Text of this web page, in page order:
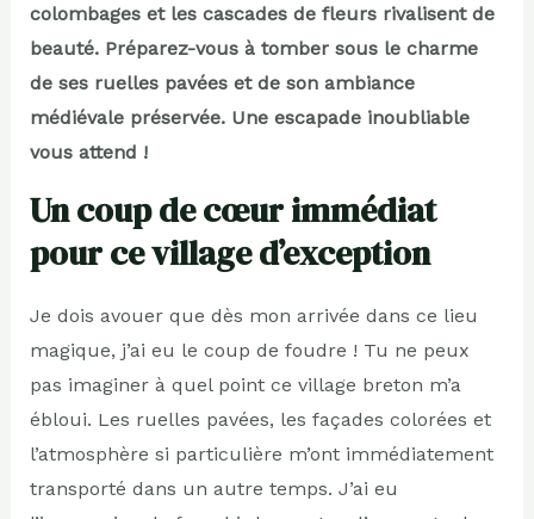
colombages et les cascades de fleurs rivalisent de
beauté. Préparez-vous à tomber sous le charme
de ses ruelles pavées et de son ambiance
médiévale préservée. Une escapade inoubliable
vous attend !
Un coup de cœur immédiat
pour ce village d’exception
Je dois avouer que dès mon arrivée dans ce lieu
magique, j’ai eu le coup de foudre ! Tu ne peux
pas imaginer à quel point ce village breton m’a
ébloui. Les ruelles pavées, les façades colorées et
l’atmosphère si particulière m’ont immédiatement
transporté dans un autre temps. J’ai eu